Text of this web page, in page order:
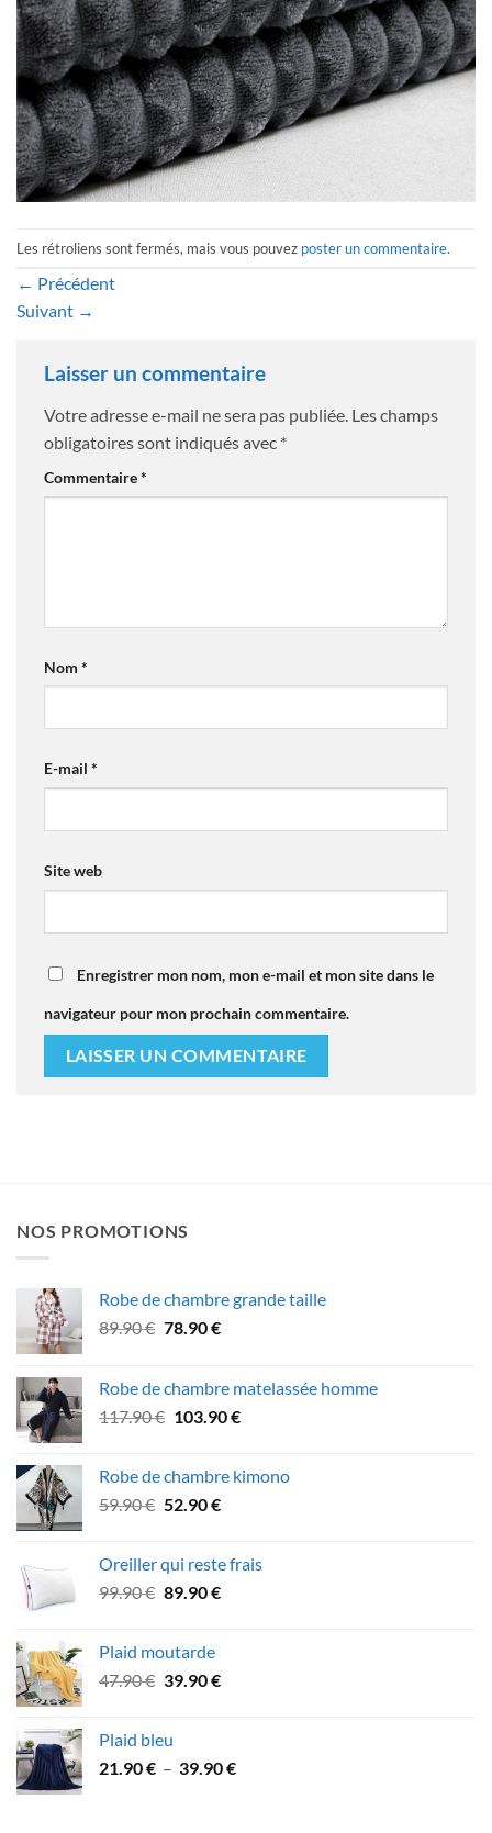
Les rétroliens sont fermés, mais vous pouvez poster un commentaire.
← Précédent
Suivant →
Laisser un commentaire
Votre adresse e-mail ne sera pas publiée. Les champs
obligatoires sont indiqués avec *
Commentaire*
Nom *
E-mail *
Site web
Enregistrer mon nom, mon e-mail et mon site dans le
navigateur pour mon prochain commentaire.
NOS PROMOTIONS
Robe de chambre grande taille
89.90€ Le
était :
89.90 €.
78.90€Le
est :
78.90 €.
Robe de chambre matelassée homme
117.90€ Le
était :
117.90 €.
103.90€Le
est :
Robe de chambre kimono
59.90€ Le
était :
59.90 €.
52.90€Le
est :
52.90 €.
Oreiller qui reste frais
99.90€ Le
était :
99.90 €.
89.90€Le
89.90 €.
Plaid moutarde
47.90€ Le
était :
47.90 €.
39.90€Le
39.90 €.
Plaid bleu
21.90€ – 39.90€Plage